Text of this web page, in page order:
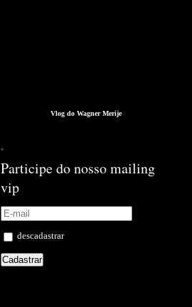
Vlog do Wagner Merije
Participe do nosso mailing
vip
descadastrar